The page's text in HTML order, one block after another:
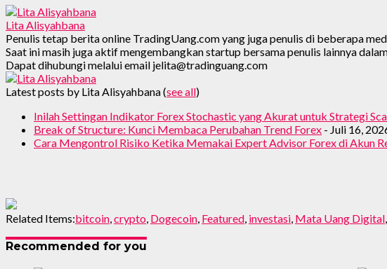
Lita Alisyahbana
Penulis tetap berita online TradingUang.com yang juga penulis di beberapa
Saat ini masih juga aktif mengembangkan startup bersama penulis lainnya
Dapat dihubungi melalui email jelita@tradinguang.com
Latest posts by Lita Alisyahbana(see all)
Inilah Settingan Indikator Forex Stochastic yang Akurat untuk Strategi
Break of Structure: Kunci Membaca Perubahan Trend Forex - Juli 16,
Cara Mengontrol Risiko Ketika Memakai Expert Advisor Forex di Akun
Related Items:bitcoin crypto Dogecoin Featured investasi Mata Uang Digital
Recommended for you